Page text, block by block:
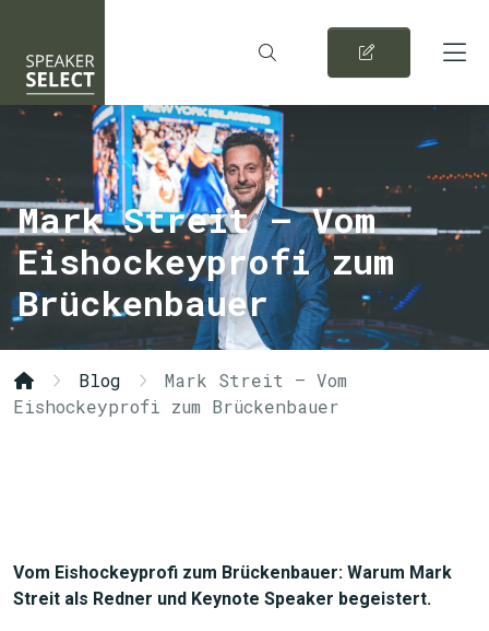
Mark Streit – Vom
Eishockeyprofi zum
Brückenbauer
Blog
Mark Streit – Vom
Eishockeyprofi zum Brückenbauer
Vom Eishockeyprofi zum Brückenbauer: Warum Mark
Streit als Redner und Keynote Speaker begeistert.